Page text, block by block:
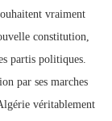
vraiment
constitution,
partis politiques.
par ses marches
véritablement